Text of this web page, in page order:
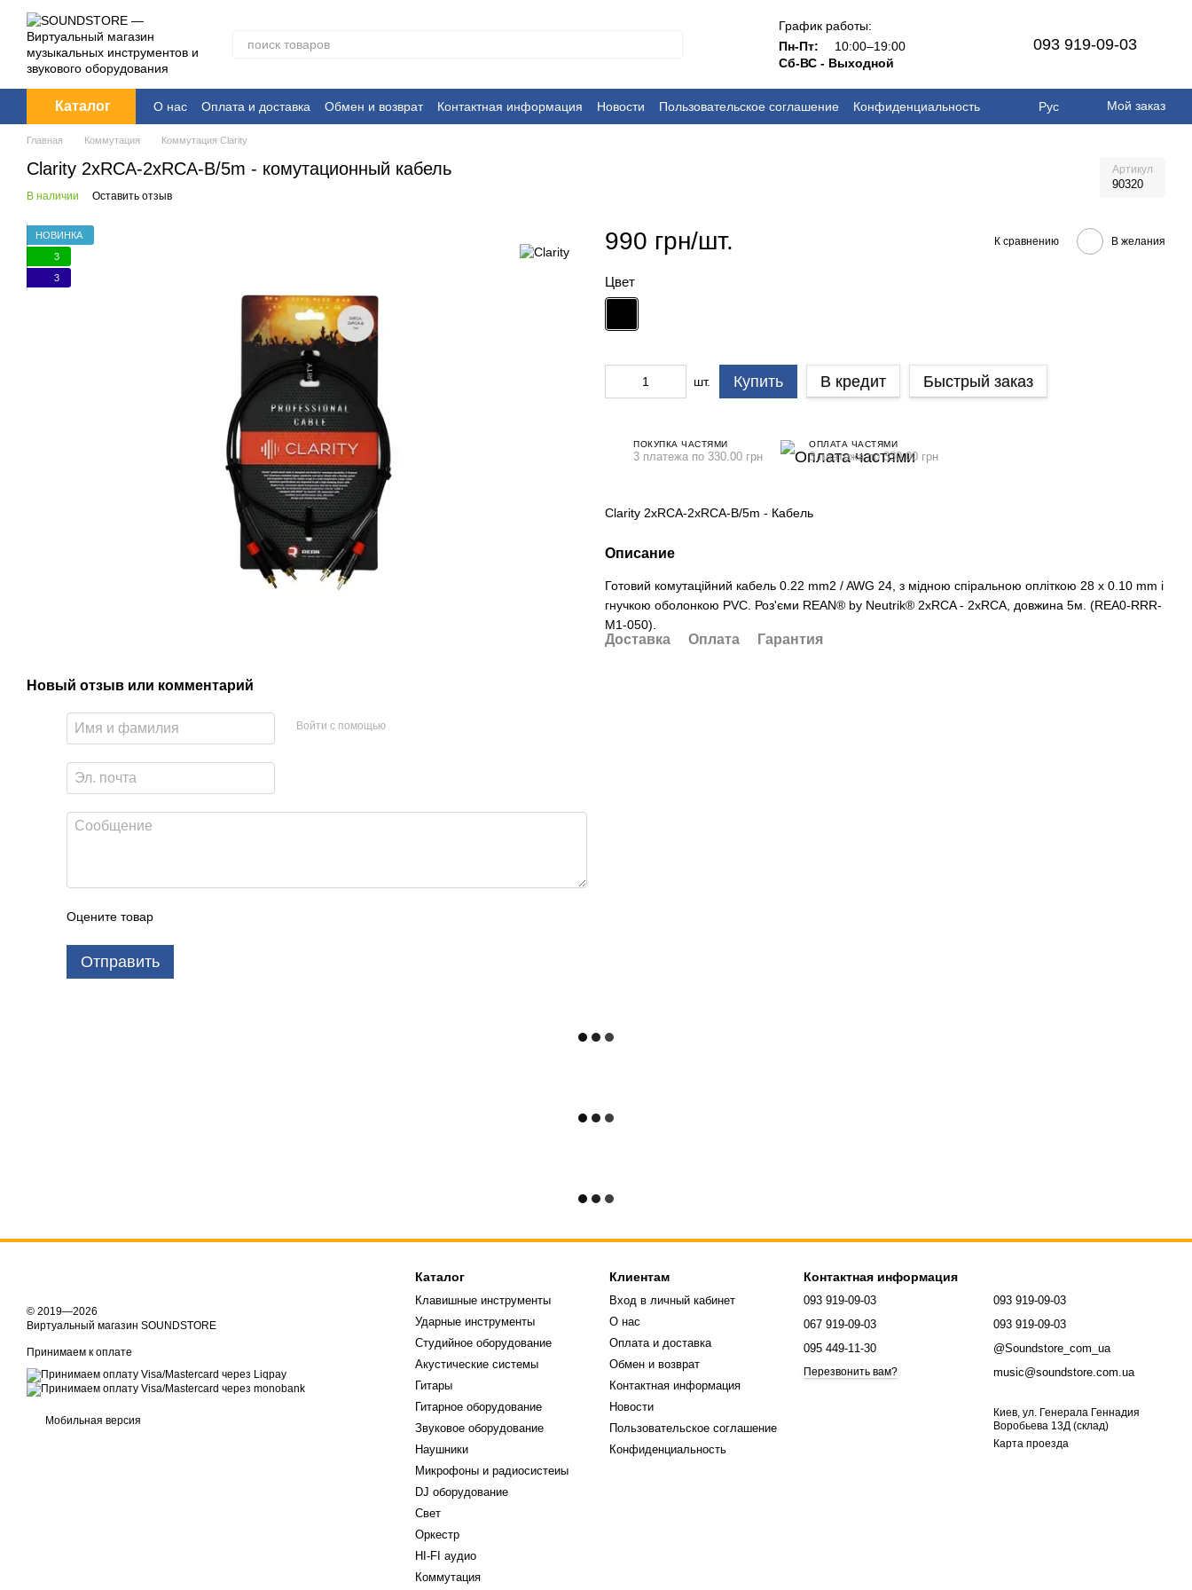
Перейти к основному контенту
График работы:
Пн-Пт:
10:00–19:00
Сб-ВС - Выходной
093 919-09-03
Каталог О нас Оплата и доставка Обмен и возврат Контактная информация Новости Пользовательское соглашение Конфиденциальность Рус Мой заказ
Главная Коммутация Коммутация Clarity
Clarity 2xRCA-2xRCA-B/5m - комутационный кабель Артикул
90320
В наличии Оставить отзыв
НОВИНКА
3
3
Новый отзыв или комментарий
Войти с помощью
Оцените товар
Отправить
990 грн/шт. К сравнению В желания
Цвет
шт. Купить В кредит Быстрый заказ
ПОКУПКА ЧАСТЯМИ
3 платежа по 330.00 грн
ОПЛАТА ЧАСТЯМИ
3 платежа по 330.00 грн
Clarity 2xRCA-2xRCA-B/5m - Кабель
Описание
Готовий комутаційний кабель 0.22 mm2 / AWG 24, з мідною спіральною опліткою 28 x 0.10 mm і
гнучкою оболонкою PVC. Роз'єми REAN® by Neutrik® 2xRCA - 2xRCA, довжина 5м. (REA0-RRR-
M1-050).
Доставка Оплата Гарантия
© 2019—2026
Виртуальный магазин SOUNDSTORE
Принимаем к оплате
Мобильная версия
Каталог
Клавишные инструменты
Ударные инструменты
Студийное оборудование
Акустические системы
Гитары
Гитарное оборудование
Звуковое оборудование
Наушники
Микрофоны и радиосистеиы
DJ оборудование
Свет
Оркестр
HI-FI аудио
Коммутация
Клиентам
Вход в личный кабинет
О нас
Оплата и доставка
Обмен и возврат
Контактная информация
Новости
Пользовательское соглашение
Конфиденциальность
Контактная информация
093 919-09-03
067 919-09-03
095 449-11-30
Перезвонить вам?
093 919-09-03
093 919-09-03
@Soundstore_com_ua
music@soundstore.com.ua
Киев, ул. Генерала Геннадия
Воробьева 13Д (склад)
Карта проезда